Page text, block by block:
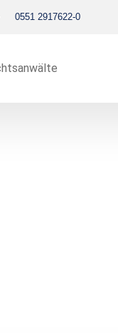
0551 2917622-0